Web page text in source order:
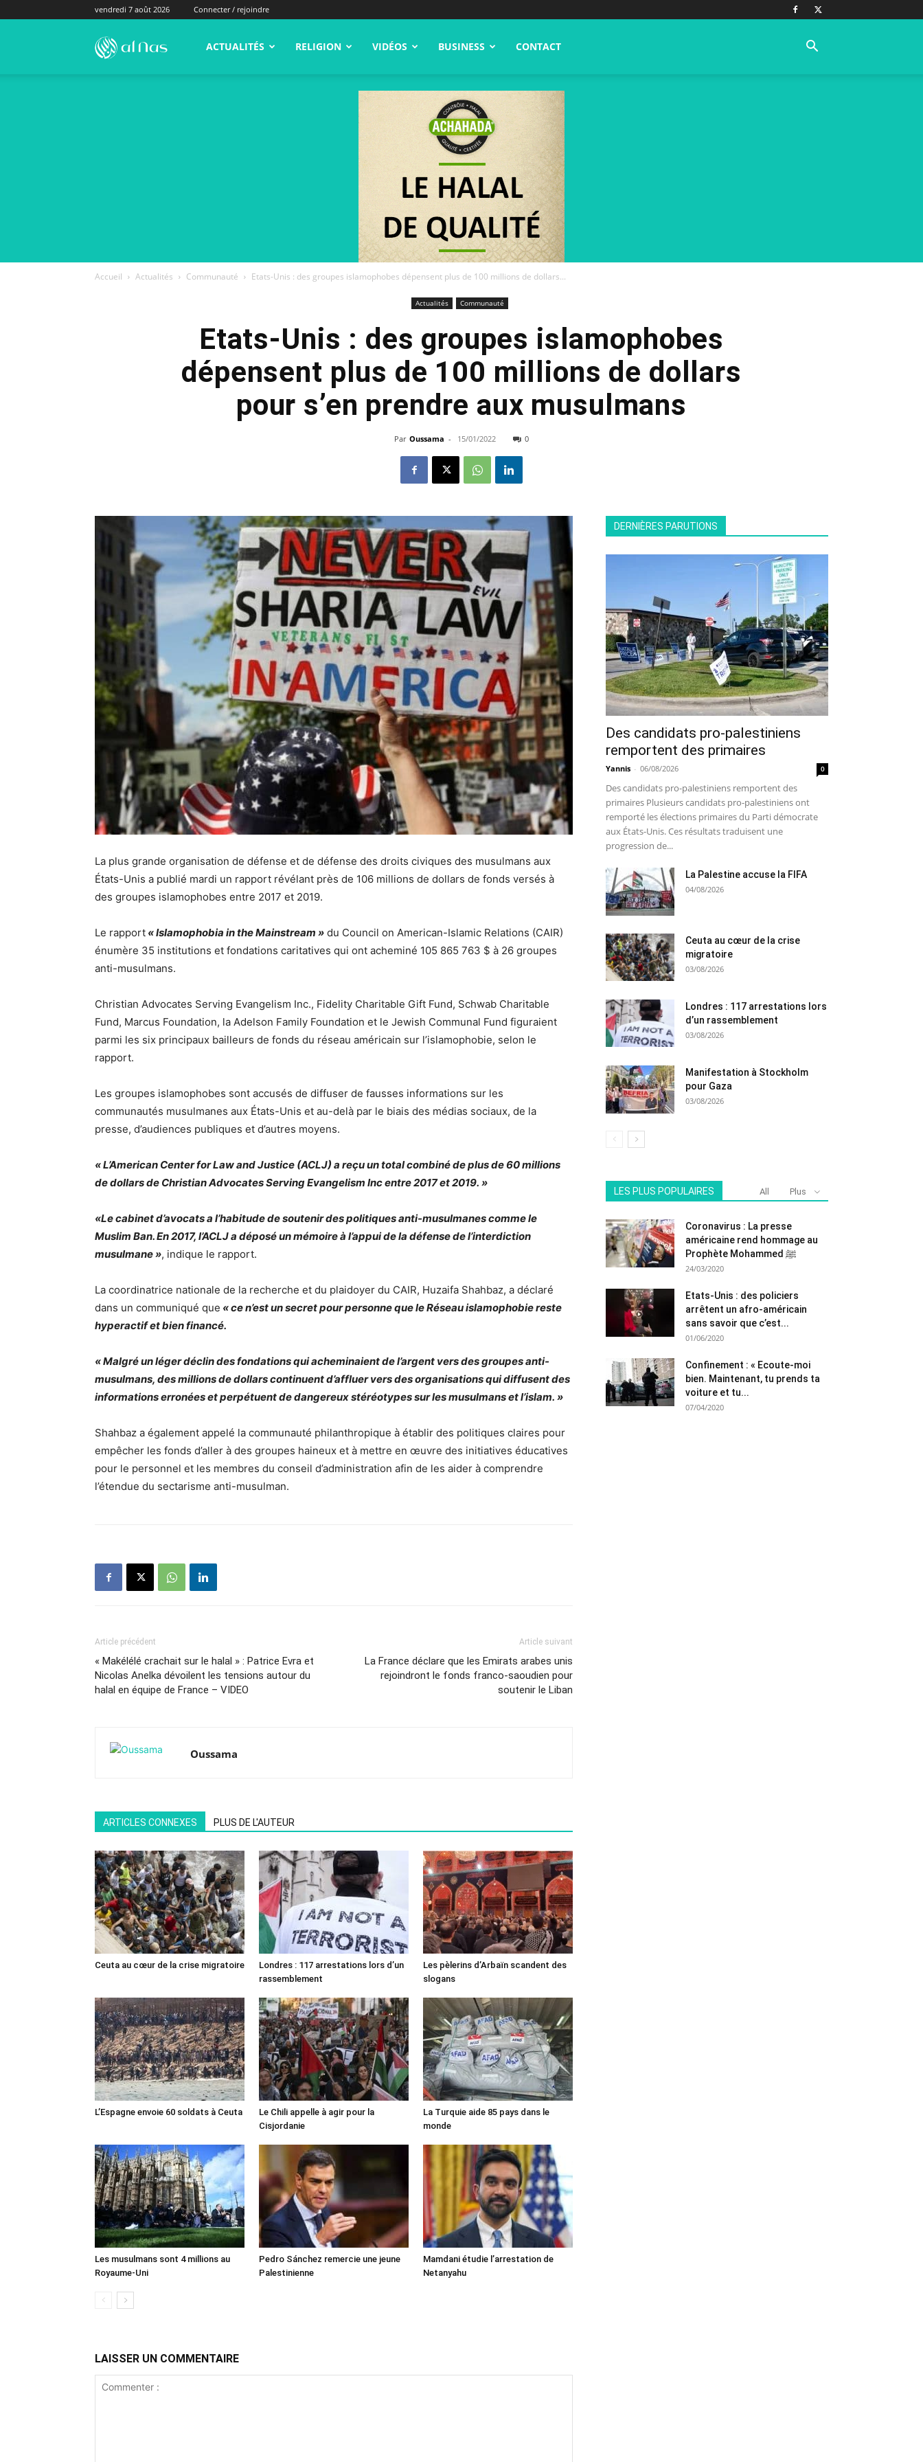
vendredi 7 août 2026 Connecter / rejoindre
alNas.fr ACTUALITÉS RELIGION VIDÉOS BUSINESS CONTACT
Accueil Actualités Communauté Etats-Unis : des groupes islamophobes dépensent plus de 100 millions de dollars...
Actualités Communauté
Etats-Unis : des groupes islamophobes
dépensent plus de 100 millions de dollars
pour s’en prendre aux musulmans
Par Oussama - 15/01/2022 0
La plus grande organisation de défense et de défense des droits civiques des musulmans aux
États-Unis a publié mardi un rapport révélant près de 106 millions de dollars de fonds versés à
des groupes islamophobes entre 2017 et 2019.
Le rapport « Islamophobia in the Mainstream » du Council on American-Islamic Relations (CAIR)
énumère 35 institutions et fondations caritatives qui ont acheminé 105 865 763 $ à 26 groupes
anti-musulmans.
Christian Advocates Serving Evangelism Inc., Fidelity Charitable Gift Fund, Schwab Charitable
Fund, Marcus Foundation, la Adelson Family Foundation et le Jewish Communal Fund figuraient
parmi les six principaux bailleurs de fonds du réseau américain sur l’islamophobie, selon le
rapport.
Les groupes islamophobes sont accusés de diffuser de fausses informations sur les
communautés musulmanes aux États-Unis et au-delà par le biais des médias sociaux, de la
presse, d’audiences publiques et d’autres moyens.
« L’American Center for Law and Justice (ACLJ) a reçu un total combiné de plus de 60 millions
de dollars de Christian Advocates Serving Evangelism Inc entre 2017 et 2019. »
«Le cabinet d’avocats a l’habitude de soutenir des politiques anti-musulmanes comme le
Muslim Ban. En 2017, l’ACLJ a déposé un mémoire à l’appui de la défense de l’interdiction
musulmane », indique le rapport.
La coordinatrice nationale de la recherche et du plaidoyer du CAIR, Huzaifa Shahbaz, a déclaré
dans un communiqué que « ce n’est un secret pour personne que le Réseau islamophobie reste
hyperactif et bien financé.
« Malgré un léger déclin des fondations qui acheminaient de l’argent vers des groupes anti-
musulmans, des millions de dollars continuent d’affluer vers des organisations qui diffusent des
informations erronées et perpétuent de dangereux stéréotypes sur les musulmans et l’islam. »
Shahbaz a également appelé la communauté philanthropique à établir des politiques claires pour
empêcher les fonds d’aller à des groupes haineux et à mettre en œuvre des initiatives éducatives
pour le personnel et les membres du conseil d’administration afin de les aider à comprendre
l’étendue du sectarisme anti-musulman.
Article précédent
« Makélélé crachait sur le halal » : Patrice Evra et
Nicolas Anelka dévoilent les tensions autour du
halal en équipe de France – VIDEO
Article suivant
La France déclare que les Emirats arabes unis
rejoindront le fonds franco-saoudien pour
soutenir le Liban
Oussama
ARTICLES CONNEXES PLUS DE L'AUTEUR
Ceuta au cœur de la crise migratoire
Londres : 117 arrestations lors d’un
rassemblement
Les pèlerins d’Arbaïn scandent des
slogans
L’Espagne envoie 60 soldats à Ceuta
Le Chili appelle à agir pour la
Cisjordanie
La Turquie aide 85 pays dans le
monde
Les musulmans sont 4 millions au
Royaume-Uni
Pedro Sánchez remercie une jeune
Palestinienne
Mamdani étudie l’arrestation de
Netanyahu
LAISSER UN COMMENTAIRE
DERNIÈRES PARUTIONS
Des candidats pro-palestiniens
remportent des primaires
Yannis - 06/08/2026 0
Des candidats pro-palestiniens remportent des
primaires Plusieurs candidats pro-palestiniens ont
remporté les élections primaires du Parti démocrate
aux États-Unis. Ces résultats traduisent une
progression de...
La Palestine accuse la FIFA
04/08/2026
Ceuta au cœur de la crise
migratoire
03/08/2026
Londres : 117 arrestations lors
d’un rassemblement
03/08/2026
Manifestation à Stockholm
pour Gaza
03/08/2026
LES PLUS POPULAIRES All Plus
Coronavirus : La presse
américaine rend hommage au
Prophète Mohammed ﷺ
24/03/2020
Etats-Unis : des policiers
arrêtent un afro-américain
sans savoir que c’est...
01/06/2020
Confinement : « Ecoute-moi
bien. Maintenant, tu prends ta
voiture et tu...
07/04/2020